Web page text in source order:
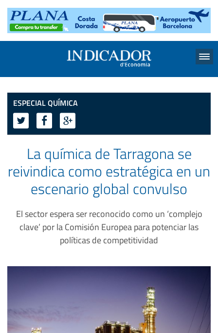
Menu
ESPECIAL QUÍMICA
La química de Tarragona se
reivindica como estratégica en un
escenario global convulso
El sector espera ser reconocido como un ‘complejo
clave’ por la Comisión Europea para potenciar las
políticas de competitividad